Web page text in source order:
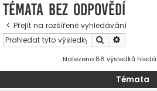
Témata bez odpovědí
Přejít na rozšířené vyhledávání
Hledat
Nalezeno 88 výsledků
Témata